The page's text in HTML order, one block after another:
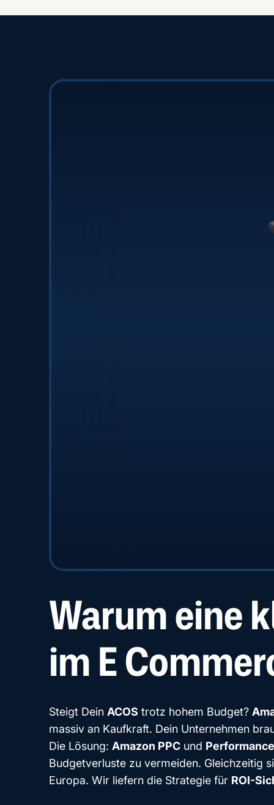
Warum eine
im E
Steigt Dein ACOS trotz hohem Budget?
massiv an Kaufkraft. Dein Unternehmen
Die Lösung: Amazon PPC und
Budgetverluste zu vermeiden. Gleichzeitig
Europa. Wir liefern die Strategie für ROI-